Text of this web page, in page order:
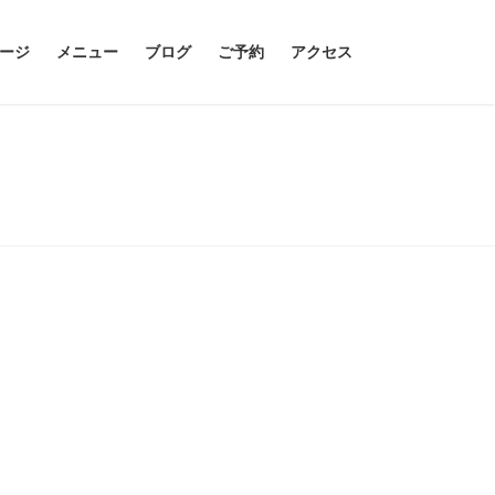
ジ メニュー ブログ ご予約 アクセス